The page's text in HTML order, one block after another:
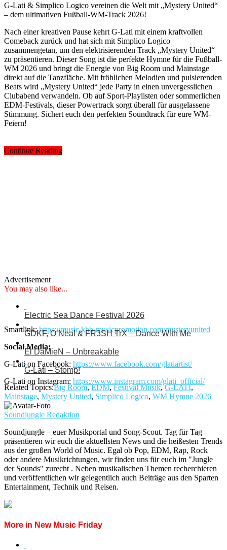
G-Lati & Simplico Logico vereinen die Welt mit „Mystery United“
– dem ultimativen Fußball-WM-Track 2026!
Nach einer kreativen Pause kehrt G-Lati mit einem kraftvollen
Comeback zurück und hat sich mit Simplico Logico
zusammengetan, um den elektrisierenden Track „Mystery United“
zu präsentieren. Dieser Song ist die perfekte Hymne für die Fußball-
WM 2026 und bringt die Energie von Big Room und Mainstage
direkt auf die Tanzfläche. Mit fröhlichen Melodien und pulsierenden
Beats wird „Mystery United“ jede Party in einen unvergesslichen
Clubabend verwandeln. Ob auf Sport-Playlisten oder sommerlichen
EDM-Festivals, dieser Powertrack sorgt überall für ausgelassene
Stimmung. Sichert euch den perfekten Soundtrack für eure WM-
Feiern!
Smartlink:https://music.khb-musicpromotion.com/mysteryunited
Social Media:
G-Lati on Facebook: https://www.facebook.com/glatiartist/
G-Lati on Instagram: https://www.instagram.com/glati_official/
Continue Reading
Advertisement
You may also like...
Electric Sea Dance Festival 2026
GDKF, O’Neal & FR3SH TrX – Dance With Me
El DaMieN – Unbreakable
G-Lati – Stomp!
Related Topics:Big Room,EDM,Festival Musik,G-LATI,
Mainstage, Mystery United, Simplico Logico, WM Hymne 2026
Soundjungle Redaktion
Soundjungle – euer Musikportal und Song-Scout. Tag für Tag
präsentieren wir euch die aktuellsten News und die heißesten Trends
aus der großen World of Music. Egal ob Pop, EDM, Rap, Rock
oder andere Musikrichtungen, wir finden uns für euch im "Jungle
der Sounds" zurecht . Neben musikalischen Themen recherchieren
und veröffentlichen wir gelegentlich auch Beiträge aus den Sparten
Entertainment, Technik und Reisen.
More in New Music Friday